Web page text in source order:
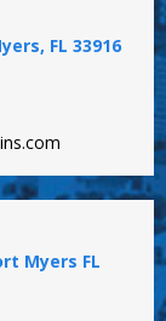
FL 33916
Myers FL